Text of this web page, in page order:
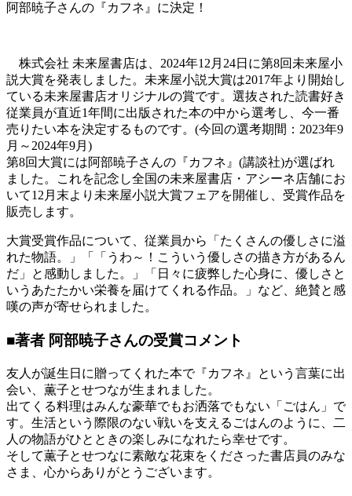
阿部暁子さんの『カフネ』に決定！
株式会社 未来屋書店は、2024年12月24日に第8回未来屋小
説大賞を発表しました。未来屋小説大賞は2017年より開始し
ている未来屋書店オリジナルの賞です。選抜された読書好き
従業員が直近1年間に出版された本の中から選考し、今一番
売りたい本を決定するものです。(今回の選考期間：2023年9
月～2024年9月)
第8回大賞には阿部暁子さんの『カフネ』(講談社)が選ばれ
ました。これを記念し全国の未来屋書店・アシーネ店舗にお
いて12月末より未来屋小説大賞フェアを開催し、受賞作品を
販売します。
大賞受賞作品について、従業員から「たくさんの優しさに溢
れた物語。」「「うわ～！こういう優しさの描き方があるん
だ」と感動しました。」「日々に疲弊した心身に、優しさと
いうあたたかい栄養を届けてくれる作品。」など、絶賛と感
嘆の声が寄せられました。
■著者 阿部暁子さんの受賞コメント
友人が誕生日に贈ってくれた本で『カフネ』という言葉に出
会い、薫子とせつなが生まれました。
出てくる料理はみんな豪華でもお洒落でもない「ごはん」で
す。生活という際限のない戦いを支えるごはんのように、二
人の物語がひとときの楽しみになれたら幸せです。
そして薫子とせつなに素敵な花束をくださった書店員のみな
さま、心からありがとうございます。